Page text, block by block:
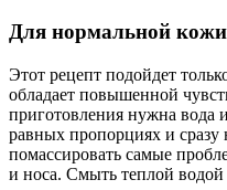
Для нормальной кожи
Этот рецепт подойдет
обладает повышенной
приготовления нужна вода
равных пропорциях и
помассировать самые
и носа. Смыть теплой